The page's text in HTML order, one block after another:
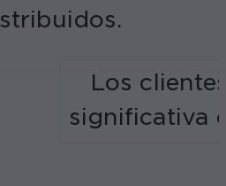
Los
significativa